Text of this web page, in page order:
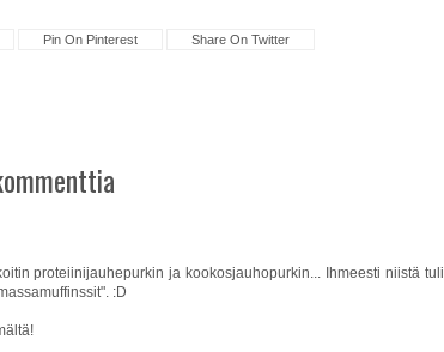
Pin On Pinterest Share On Twitter
proteiinijauhepurkin ja kookosjauhopurkin... Ihmeesti niistä tuli
:D